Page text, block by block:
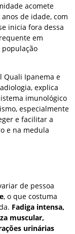
acomete
de idade, com
inicia fora dessa
em
Quali Ipanema e
explica
imunológico
especialmente
e facilitar a
e na medula
de pessoa
, o que costuma
Fadiga intensa,
muscular,
urinárias